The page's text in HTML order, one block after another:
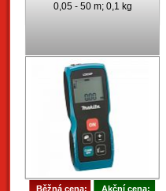
0,05 - 50 m; 0,1 kg
Běžná cena: Akční cena: